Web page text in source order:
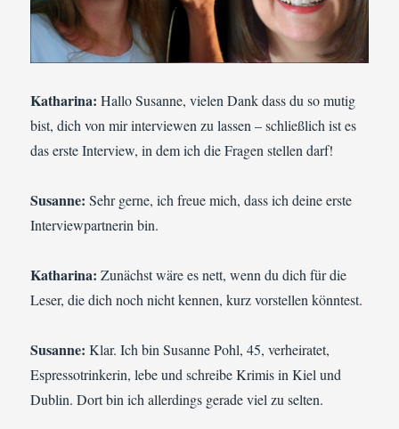
Katharina:Hallo Susanne, vielen Dank dass du so mutig
bist, dich von mir interviewen zu lassen – schließlich ist es
das erste Interview, in dem ich die Fragen stellen darf!
Susanne: Sehr gerne, ich freue mich, dass ich deine erste
Interviewpartnerin bin.
Katharina: Zunächst wäre es nett, wenn du dich für die
Leser, die dich noch nicht kennen, kurz vorstellen könntest.
Susanne: Klar. Ich bin Susanne Pohl, 45, verheiratet,
Espressotrinkerin, lebe und schreibe Krimis in Kiel und
Dublin. Dort bin ich allerdings gerade viel zu selten.